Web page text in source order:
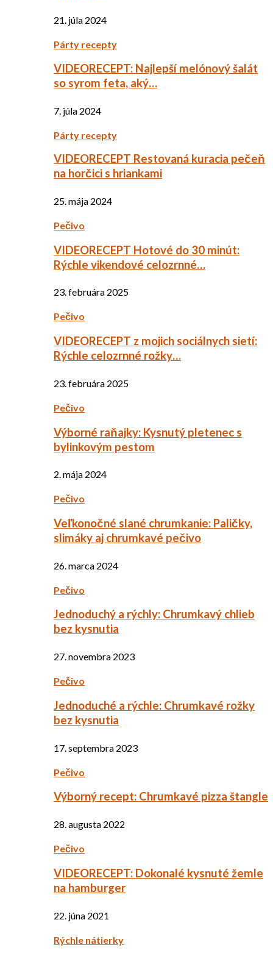
21. júla 2024
Párty recepty
VIDEORECEPT: Najlepší melónový šalát
so syrom feta, aký…
7. júla 2024
Párty recepty
VIDEORECEPT Restovaná kuracia pečeň
na horčici s hriankami
25. mája 2024
Pečivo
VIDEORECEPT Hotové do 30 minút:
Rýchle vikendové celozrnné…
23. februára 2025
Pečivo
VIDEORECEPT z mojich sociálnych sietí:
Rýchle celozrnné rožky…
23. februára 2025
Pečivo
Výborné raňajky: Kysnutý pletenec s
bylinkovým pestom
2. mája 2024
Pečivo
Veľkonočné slané chrumkanie: Paličky,
slimáky aj chrumkavé pečivo
26. marca 2024
Pečivo
Jednoduchý a rýchly: Chrumkavý chlieb
bez kysnutia
27. novembra 2023
Pečivo
Jednoduché a rýchle: Chrumkavé rožky
bez kysnutia
17. septembra 2023
Pečivo
Výborný recept: Chrumkavé pizza štangle
28. augusta 2022
Pečivo
VIDEORECEPT: Dokonalé kysnuté žemle
na hamburger
22. júna 2021
Rýchle nátierky